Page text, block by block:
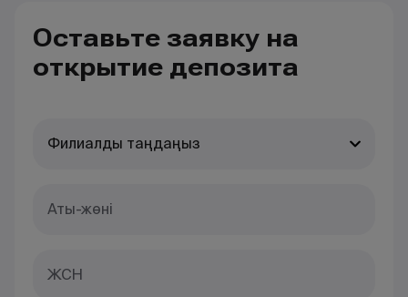
Оставьте заявку на
открытие депозита
Филиалды таңдаңыз
Аты-жөні
ЖСН